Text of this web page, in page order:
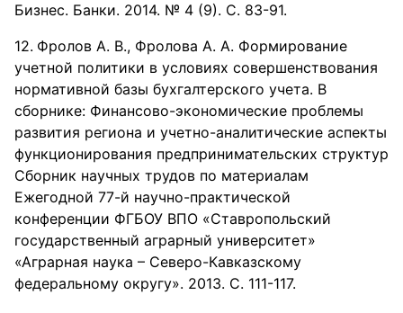
Бизнес. Банки. 2014. № 4 (9). С. 83-91.
Фролов А. В., Фролова А. А. Формирование
учетной политики в условиях совершенствования
нормативной базы бухгалтерского учета. В
сборнике: Финансово-экономические проблемы
развития региона и учетно-аналитические аспекты
функционирования предпринимательских структур
Сборник научных трудов по материалам
Ежегодной 77-й научно-практической
конференции ФГБОУ ВПО «Ставропольский
государственный аграрный университет»
«Аграрная наука – Северо-Кавказскому
федеральному округу». 2013. С. 111-117.